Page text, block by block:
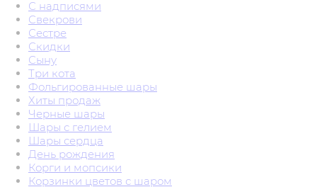
С надписями
Свекрови
Сестре
Скидки
Сыну
Три кота
Фольгированные шары
Хиты продаж
Черные шары
Шары с гелием
Шары сердца
День рождения
Корги и мопсики
Корзинки цветов с шаром